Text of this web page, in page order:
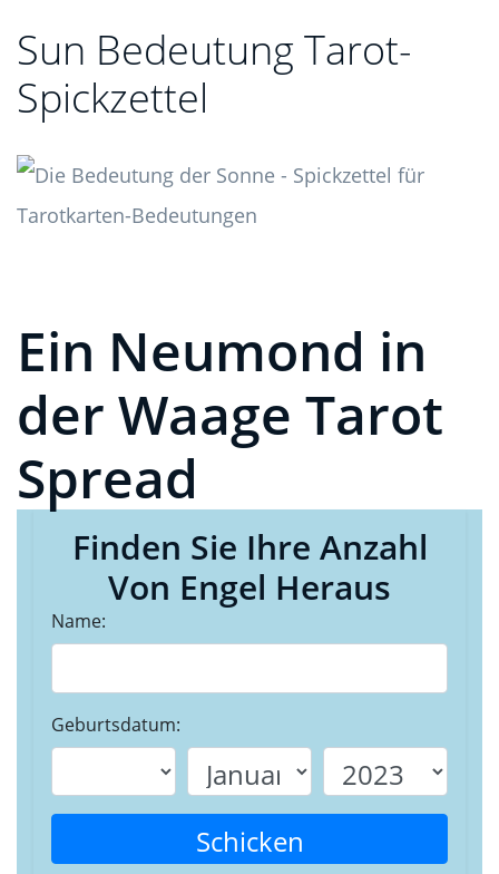
Sun Bedeutung Tarot-
Spickzettel
Ein Neumond in
der Waage Tarot
Spread
Finden Sie Ihre Anzahl
Von Engel Heraus
Name:
Geburtsdatum:
Schicken